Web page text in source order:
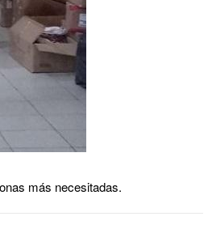
más necesitadas.